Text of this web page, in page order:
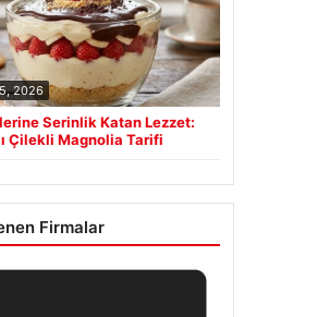
2026
Serinlik Katan Lezzet:
Çilekli Magnolia Tarifi
Firmalar